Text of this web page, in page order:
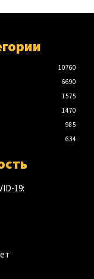
10760
6690
1575
1470
985
634
19: